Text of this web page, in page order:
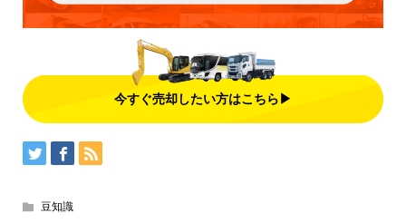
今すぐ売却したい方はこちら▶
豆知識